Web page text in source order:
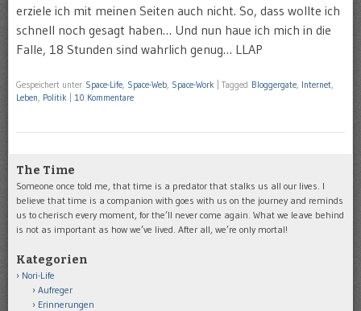
erziele ich mit meinen Seiten auch nicht. So, dass wollte ich
schnell noch gesagt haben… Und nun haue ich mich in die
Falle, 18 Stunden sind wahrlich genug… LLAP
Gespeichert unter Space-Life, Space-Web, Space-Work Tagged Bloggergate, Internet,
Leben, Politik 10 Kommentare
The Time
Someone once told me, that time is a predator that stalks us all our lives. I
believe that time is a companion with goes with us on the journey and reminds
us to cherisch every moment, for the’ll never come again. What we leave behind
is not as important as how we’ve lived. After all, we’re only mortal!
Kategorien
Nori-Life
Aufreger
Erinnerungen